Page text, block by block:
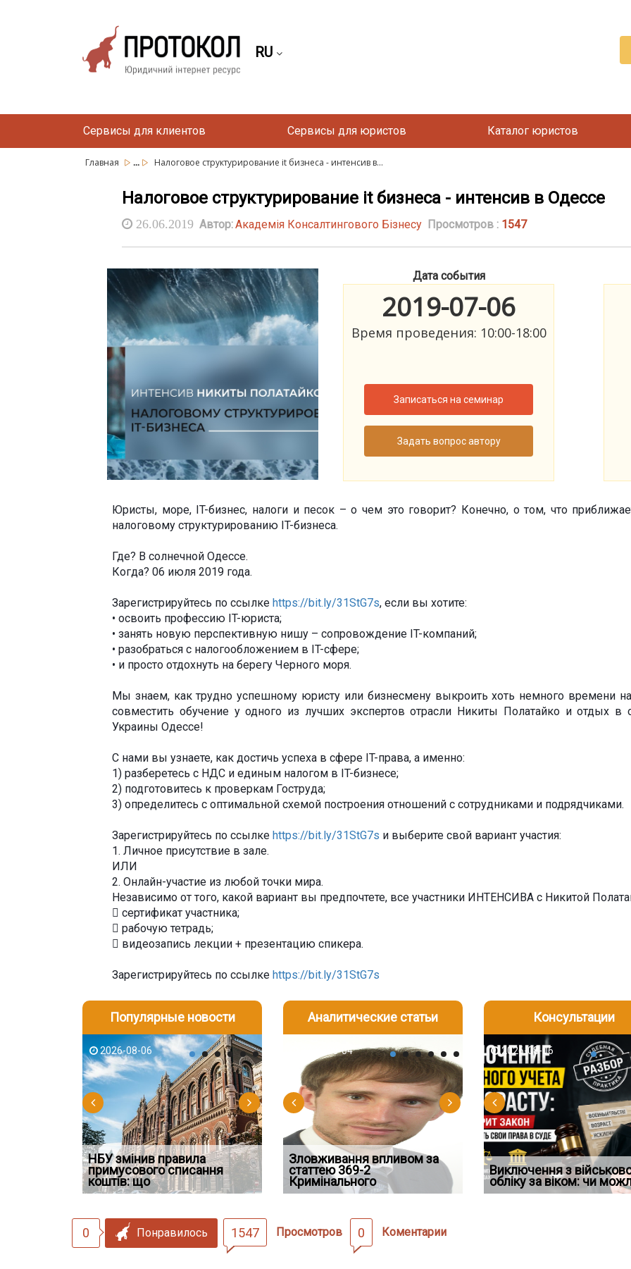
RU
Сервисы для клиентов Сервисы для юристов Каталог юристов
Главная ... Налоговое структурирование it бизнеса - интенсив в...
Налоговое структурирование it бизнеса - интенсив в Одессе
26.06.2019 Автор:Академія Консалтингового Бізнесу Просмотров : 1547
Дата события
2019-07-06
Время проведения: 10:00-18:00
Записаться на семинар
Задать вопрос автору
Юристы, море, IT-бизнес, налоги и песок – о чем это говорит? Конечно, о том, что
налоговому структурированию IT-бизнеса.
Где? В солнечной Одессе.
Когда? 06 июля 2019 года.
Зарегистрируйтесь по ссылке https://bit.ly/31StG7s, если вы хотите:
• освоить профессию IT-юриста;
• занять новую перспективную нишу – сопровождение IT-компаний;
• разобраться с налогообложением в IT-сфере;
• и просто отдохнуть на берегу Черного моря.
Мы знаем, как трудно успешному юристу или бизнесмену выкроить хоть немного времени
совместить обучение у одного из лучших экспертов отрасли Никиты Полатайко и отдых
Украины Одессе!
С нами вы узнаете, как достичь успеха в сфере IT-права, а именно:
1) разберетесь с НДС и единым налогом в IT-бизнесе;
2) подготовитесь к проверкам Гоструда;
3) определитесь с оптимальной схемой построения отношений с сотрудниками и подрядчиками.
Зарегистрируйтесь по ссылке https://bit.ly/31StG7s и выберите свой вариант участия:
1. Личное присутствие в зале.
ИЛИ
2. Онлайн-участие из любой точки мира.
Независимо от того, какой вариант вы предпочтете, все участники ИНТЕНСИВА с Никитой
 сертификат участника;
 рабочую тетрадь;
 видеозапись лекции + презентацию спикера.
Зарегистрируйтесь по ссылке https://bit.ly/31StG7s
Популярные новости
2026-08-06
НБУ змінив правила
примусового списання
коштів: що
Якщо суд встановив для
відшкодування шкоди
наявніс
2026-08-06
Документи, на яких не
проставляється апостиль:
пер
Аналитические статьи
2026-08-03
Водії можуть отримати
компенсацію за незаконні
дії
2026-08-04
Зловживання впливом за
статтею 369-2
Кримінального
2026-08-04
Переоформлення
відстрочки за іншою
підставою: нов
Консультации
2026-08-05
Особливості захисту у
кримінальному
провадженні: я
2026-08-06
Виключення з
обліку за віком: чи
2026-07-30
Восьмий ААС
підтвердив, що
скас
0 Понравилось 1547 Просмотров 0 Коментарии